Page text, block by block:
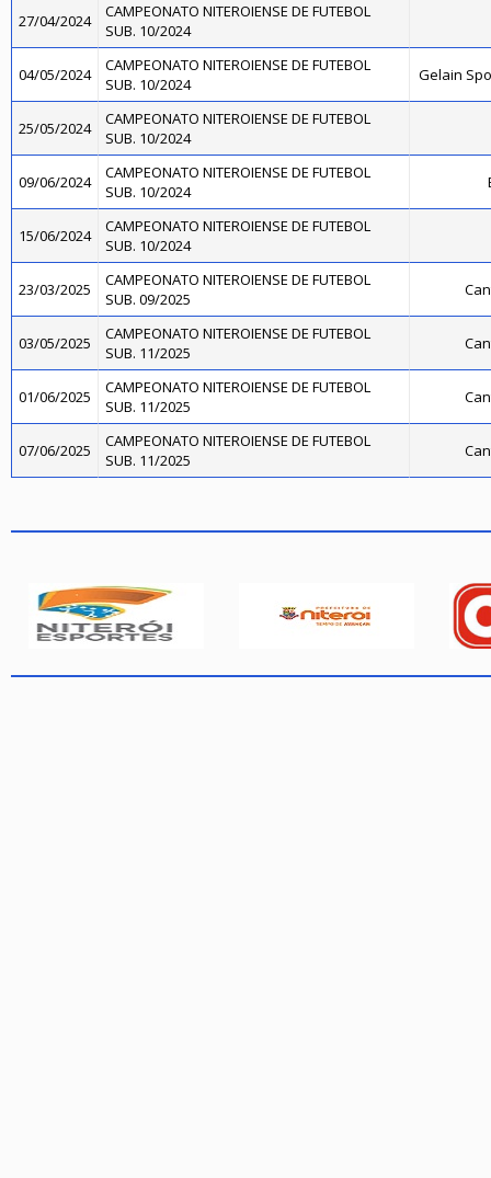
27/04/2024
CAMPEONATO NITEROIENSE DE FUTEBOL
SUB. 10/2024
04/05/2024
CAMPEONATO NITEROIENSE DE FUTEBOL
SUB. 10/2024
Gelain
25/05/2024
CAMPEONATO NITEROIENSE DE FUTEBOL
SUB. 10/2024
09/06/2024
CAMPEONATO NITEROIENSE DE FUTEBOL
SUB. 10/2024
15/06/2024
CAMPEONATO NITEROIENSE DE FUTEBOL
SUB. 10/2024
23/03/2025
CAMPEONATO NITEROIENSE DE FUTEBOL
SUB. 09/2025
03/05/2025
CAMPEONATO NITEROIENSE DE FUTEBOL
SUB. 11/2025
01/06/2025
CAMPEONATO NITEROIENSE DE FUTEBOL
SUB. 11/2025
07/06/2025
CAMPEONATO NITEROIENSE DE FUTEBOL
SUB. 11/2025